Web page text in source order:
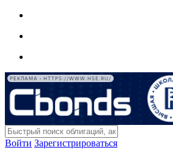
РЕКЛАМА • HTTPS://WWW.HSE.RU/
Войти Зарегистрироваться